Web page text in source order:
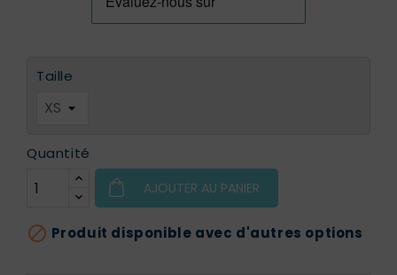
Taille
Quantité
AJOUTER AU PANIER
 Produit disponible avec d'autres options